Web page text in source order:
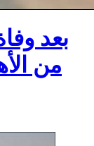
بعد
من